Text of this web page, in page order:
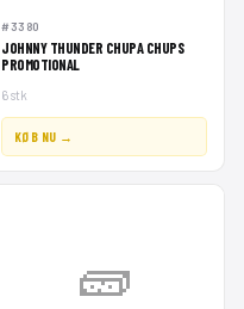
#3380
JOHNNY THUNDER CHUPA CHUPS
PROMOTIONAL
6 stk
KØB NU →
🧱